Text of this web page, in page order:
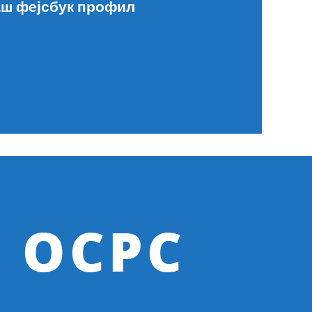
фејсбук профил